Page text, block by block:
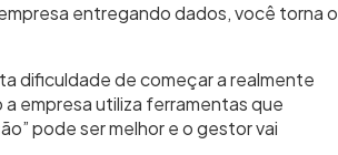
entregando dados, você torna o
dificuldade de começar a realmente
empresa utiliza ferramentas que
pode ser melhor e o gestor vai